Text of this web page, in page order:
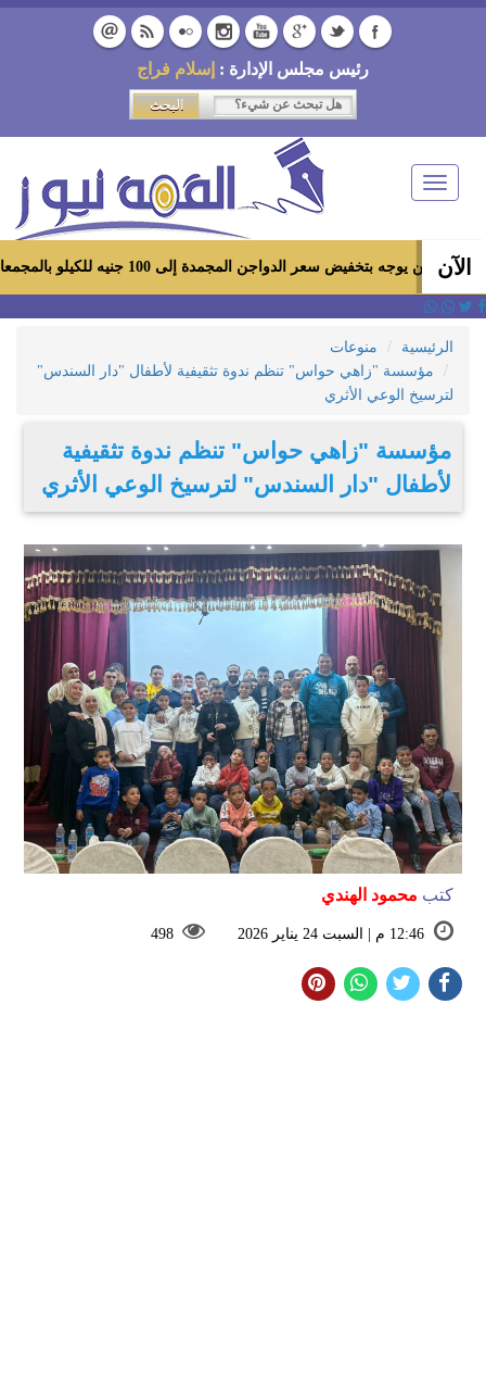
رئيس مجلس الإدارة : إسلام فراج
Toggle
navigation
الآن
سعر الدواجن المجمدة إلى 100 جنيه للكيلو بالمجمعات الاستهلاكية ومعارض «أهلاً رمضان»
الرئيسية
منوعات
مؤسسة "زاهي حواس" تنظم ندوة تثقيفية لأطفال "دار السندس"
لترسيخ الوعي الأثري
مؤسسة "زاهي حواس" تنظم ندوة تثقيفية
لأطفال "دار السندس" لترسيخ الوعي الأثري
كتب محمود الهندي
12:46 م | السبت 24 يناير 2026 498